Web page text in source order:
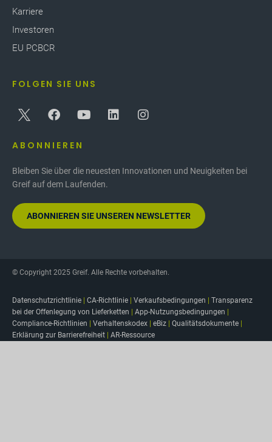
Karriere
Investoren
EU PCBCR
FOLGEN SIE UNS
ABONNIEREN
Bleiben Sie über die neuesten Innovationen und Neuigkeiten bei
Greif auf dem Laufenden.
ABONNIEREN SIE UNSEREN NEWSLETTER
© Copyright 2025 Greif. Alle Rechte vorbehalten.
Datenschutzrichtlinie | CA-Richtlinie | Verkaufsbedingungen | Transparenz
bei der Offenlegung von Lieferketten | App-Nutzungsbedingungen |
Compliance-Richtlinien | Verhaltenskodex | eBiz | Qualitätsdokumente |
Erklärung zur Barrierefreiheit | AR-Ressource